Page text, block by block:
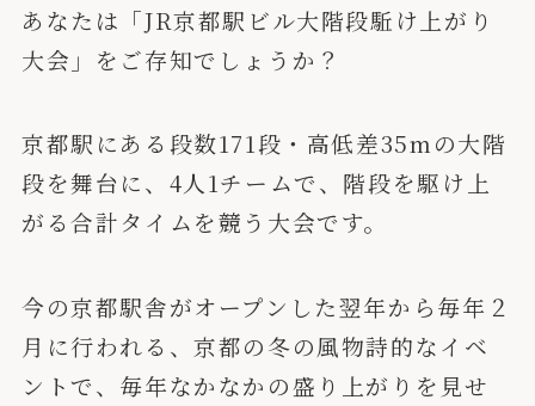
あなたは「JR京都駅ビル大階段駈け上がり
大会」をご存知でしょうか？
京都駅にある段数171段・高低差35mの大階
段を舞台に、4人1チームで、階段を駆け上
がる合計タイムを競う大会です。
今の京都駅舎がオープンした翌年から毎年２
月に行われる、京都の冬の風物詩的なイベ
ントで、毎年なかなかの盛り上がりを見せ